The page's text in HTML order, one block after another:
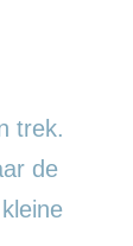
trek.
de